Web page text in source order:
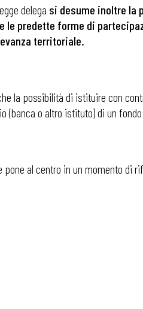
delega si desume inoltre la
le predette forme di
territoriale.
la possibilità di istituire con
o altro istituto) di un
al centro in un momento di